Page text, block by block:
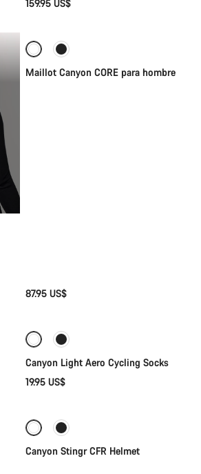
159.95 US$
Maillot Canyon CORE para hombre
87.95 US$
Canyon Light Aero Cycling Socks
19.95 US$
Canyon Stingr CFR Helmet